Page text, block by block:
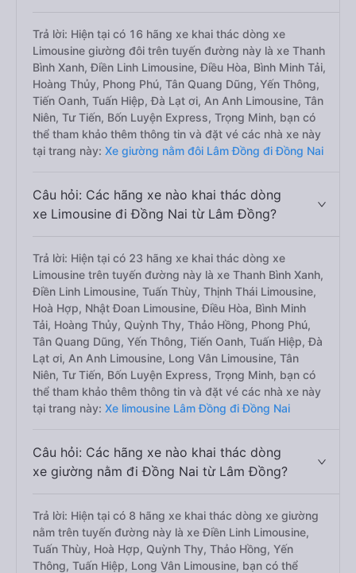
Trả lời: Hiện tại có 16 hãng xe khai thác dòng xe
Limousine giường đôi trên tuyến đường này là xe Thanh
Bình Xanh, Điền Linh Limousine, Điều Hòa, Bình Minh Tải,
Hoàng Thủy, Phong Phú, Tân Quang Dũng, Yến Thông,
Tiến Oanh, Tuấn Hiệp, Đà Lạt ơi, An Anh Limousine, Tân
Niên, Tư Tiến, Bốn Luyện Express, Trọng Minh, bạn có
thể tham khảo thêm thông tin và đặt vé các nhà xe này
tại trang này: Xe giường nằm đôi Lâm Đồng đi Đồng Nai
Câu hỏi: Các hãng xe nào khai thác dòng
xe Limousine đi Đồng Nai từ Lâm Đồng?
Trả lời: Hiện tại có 23 hãng xe khai thác dòng xe
Limousine trên tuyến đường này là xe Thanh Bình Xanh,
Điền Linh Limousine, Tuấn Thùy, Thịnh Thái Limousine,
Hoà Hợp, Nhật Đoan Limousine, Điều Hòa, Bình Minh
Tải, Hoàng Thủy, Quỳnh Thy, Thảo Hồng, Phong Phú,
Tân Quang Dũng, Yến Thông, Tiến Oanh, Tuấn Hiệp, Đà
Lạt ơi, An Anh Limousine, Long Vân Limousine, Tân
Niên, Tư Tiến, Bốn Luyện Express, Trọng Minh, bạn có
thể tham khảo thêm thông tin và đặt vé các nhà xe này
tại trang này: Xe limousine Lâm Đồng đi Đồng Nai
Câu hỏi: Các hãng xe nào khai thác dòng
xe giường nằm đi Đồng Nai từ Lâm Đồng?
Trả lời: Hiện tại có 8 hãng xe khai thác dòng xe giường
nằm trên tuyến đường này là xe Điền Linh Limousine,
Tuấn Thùy, Hoà Hợp, Quỳnh Thy, Thảo Hồng, Yến
Thông, Tuấn Hiệp, Long Vân Limousine, bạn có thể